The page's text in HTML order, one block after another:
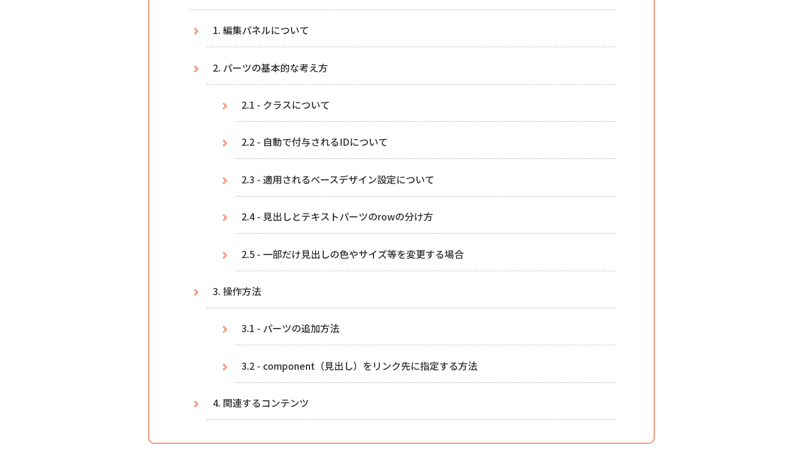
1. 編集パネルについて
2. パーツの基本的な考え方
2.1 - クラスについて
2.2 - 自動で付与されるIDについて
2.3 - 適用されるベースデザイン設定について
2.4 - 見出しとテキストパーツのrowの分け方
2.5 - 一部だけ見出しの色やサイズ等を変更する場合
3. 操作方法
3.1 - パーツの追加方法
3.2 - component（見出し）をリンク先に指定する方法
4. 関連するコンテンツ